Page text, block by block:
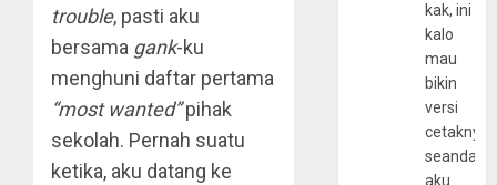
trouble, pasti aku
bersama gank-ku
menghuni daftar pertama
“most wanted”pihak
sekolah. Pernah suatu
ketika, aku datang ke
kak, ini
kalo
mau
bikin
versi
cetaknya
aku